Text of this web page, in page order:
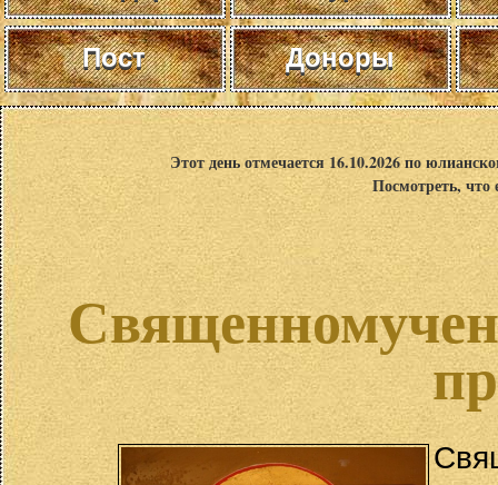
Пост Доноры
Этот день отмечается 16.10.2026 по
Посмотреть,